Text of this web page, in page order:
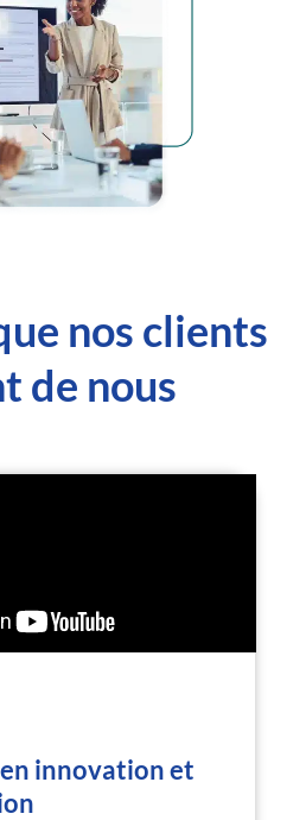
nos clients
de nous
innovation et